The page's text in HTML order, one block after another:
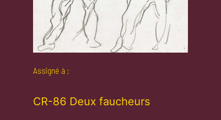
Assigné à :
CR-86 Deux faucheurs